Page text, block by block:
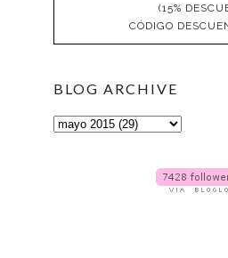
(15%
CÓDIGO
BLOG ARCHIVE